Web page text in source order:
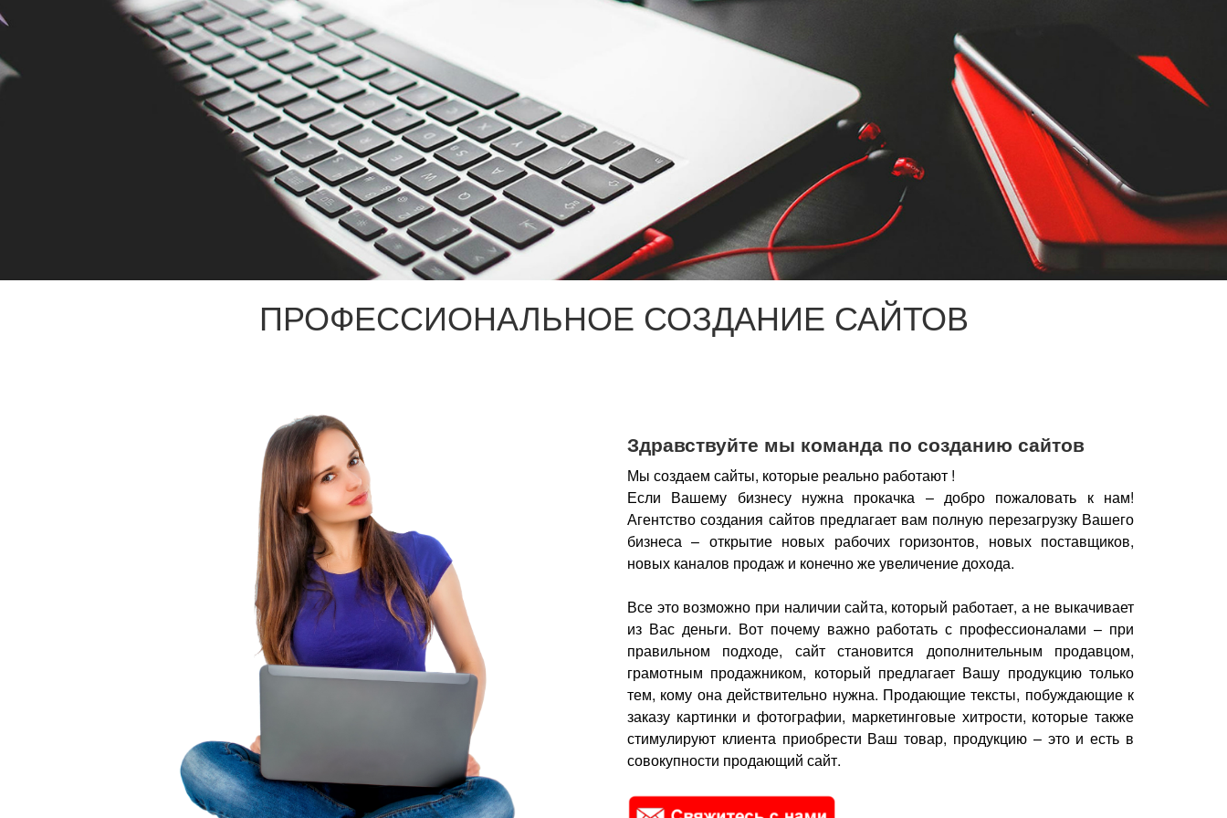
ПРОФЕССИОНАЛЬНОЕ СОЗДАНИЕ САЙТОВ
Здравствуйте мы команда по созданию сайтов
Мы создаем сайты, которые реально работают !
Если Вашему бизнесу нужна прокачка – добро пожаловать к нам!
Агентство создания сайтов предлагает вам полную перезагрузку Вашего
бизнеса – открытие новых рабочих горизонтов, новых поставщиков,
новых каналов продаж и конечно же увеличение дохода.
Все это возможно при наличии сайта, который работает, а не выкачивает
из Вас деньги. Вот почему важно работать с профессионалами – при
правильном подходе, сайт становится дополнительным продавцом,
грамотным продажником, который предлагает Вашу продукцию только
тем, кому она действительно нужна. Продающие тексты, побуждающие к
заказу картинки и фотографии, маркетинговые хитрости, которые также
стимулируют клиента приобрести Ваш товар, продукцию – это и есть в
совокупности продающий сайт.